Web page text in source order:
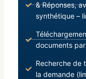
& Réponses,
synthétique –
documents
Recherche de
la demande